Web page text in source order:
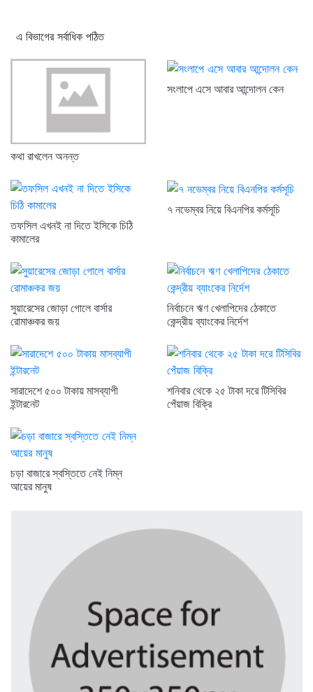
এ বিভাগের সর্বাধিক পঠিত
কথা রাখলেন অনন্ত
সংলাপে এসে আবার আন্দোলন কেন
তফসিল এখনই না দিতে ইসিকে চিঠি
কামালের
৭ নভেম্বর নিয়ে বিএনপির কর্মসূচি
সুয়ারেসের জোড়া গোলে বার্সার
রোমাঞ্চকর জয়
নির্বাচনে ঋণ খেলাপিদের ঠেকাতে
কেন্দ্রীয় ব্যাংকের নির্দেশ
সারাদেশে ৫০০ টাকায় মাসব্যাপী
ইন্টারনেট
শনিবার থেকে ২৫ টাকা দরে টিসিবির
পেঁয়াজ বিক্রি
চড়া বাজারে স্বস্তিতে নেই নিম্ন
আয়ের মানুষ